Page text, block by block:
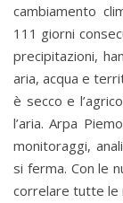
cambiamento
111 giorni
precipitazioni,
aria, acqua e
è secco e
l’aria. Arpa
monitoraggi,
si ferma. Con le
correlare tutte le